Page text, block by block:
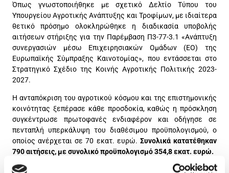
Όπως γνωστοποιήθηκε με σχετικό Δελτίο Τύπου του
Υπουργείου Αγροτικής Ανάπτυξης και Τροφίμων, με ιδιαίτερα
θετικό πρόσημο ολοκληρώθηκε η διαδικασία υποβολής
αιτήσεων στήριξης για την Παρέμβαση Π3-77-3.1 «Ανάπτυξη
συνεργασιών μέσω Επιχειρησιακών Ομάδων (ΕΟ) της
Ευρωπαϊκής Σύμπραξης Καινοτομίας», που εντάσσεται στο
Στρατηγικό Σχέδιο της Κοινής Αγροτικής Πολιτικής 2023-
2027.
Η ανταπόκριση του αγροτικού κόσμου και της επιστημονικής
κοινότητας ξεπέρασε κάθε προσδοκία, καθώς η πρόσκληση
συγκέντρωσε πρωτοφανές ενδιαφέρον και οδήγησε σε
πενταπλή υπερκάλυψη του διαθέσιμου προϋπολογισμού, ο
οποίος ανέρχεται σε 70 εκατ. ευρώ. Συνολικά κατατέθηκαν
790 αιτήσεις, με συνολικό προϋπολογισμό 354,8 εκατ. ευρώ.
Η Παρέμβαση Π3-77-3.1 στοχεύει στη δημιουργία και